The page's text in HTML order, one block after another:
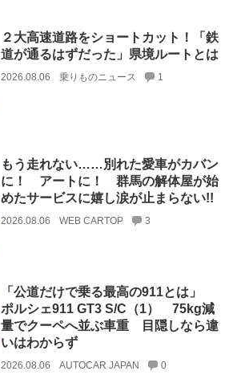
２大高速道路をショートカット！「鉄
道が通るはずだった」県境ルートとは
2026.08.06 乗りものニュース 1
もう走れない……別れた愛車がカバン
に！ アートに！ 群馬の解体屋が始
めたサービスに嬉し涙が止まらない!!
2026.08.06 WEB CARTOP 3
「公道だけで乗る最高の911とは」
ポルシェ911 GT3 S/C（1） 75kg減
量でクーペへ並ぶ車重 目隠しなら違
いはわからず
2026.08.06 AUTOCAR JAPAN 0